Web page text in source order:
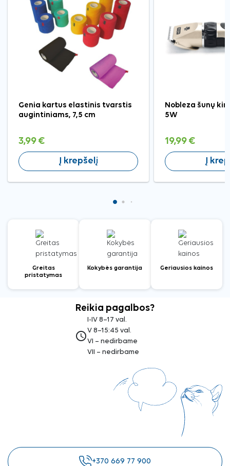
Genia kartus elastinis tvarstis
augintiniams, 7,5 cm
3,99 €
Į krepšelį
Nobleza šunų
5W
19,99 €
Į
Greitas
pristatymas
Kokybės garantija Geriausios kainos
Reikia pagalbos?
access_time
I-IV 8–17 val.
V 8–15:45 val.
VI – nedirbame
VII – nedirbame
+370 669 77 900